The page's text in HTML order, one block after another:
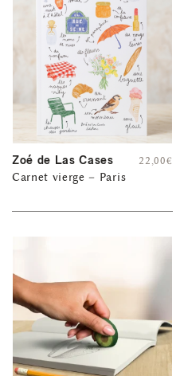
Zoé de Las Cases
Carnet vierge – Paris
22,00€